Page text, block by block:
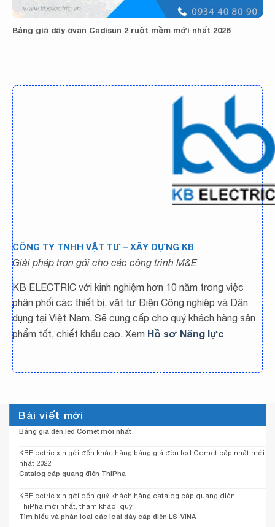
Bảng giá dây ôvan Cadisun 2 ruột mềm mới nhất 2026
CÔNG TY TNHH VẬT TƯ – XÂY DỰNG KB
Giải pháp trọn gói cho các công trình M&E
KB ELECTRIC với kinh nghiệm hơn 10 năm trong việc
phân phối các thiết bị, vật tư Điện Công nghiệp và Dân
dụng tại Việt Nam. Sẽ cung cấp cho quý khách hàng sản
phẩm tốt, chiết khấu cao. Xem Hồ sơ Năng lực
Bài viết mới
Bảng giá đèn led Comet mới nhất
KBElectric xin gởi đến khác hàng bảng giá đèn led Comet cập nhật mới
nhất 2022,
Catalog cáp quang điện ThiPha
KBElectric xin gởi đến quý khách hàng catalog cáp quang điện
ThiPha mới nhất, tham khảo, quý
Tìm hiểu và phân loại các loại dây cáp điện LS-VINA